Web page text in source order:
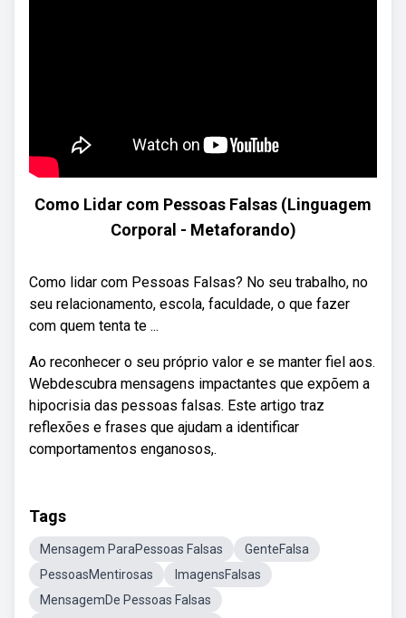
Como Lidar com Pessoas Falsas (Linguagem
Corporal - Metaforando)
Como lidar com Pessoas Falsas? No seu trabalho, no
seu relacionamento, escola, faculdade, o que fazer
com quem tenta te ...
Ao reconhecer o seu próprio valor e se manter fiel aos.
Webdescubra mensagens impactantes que expõem a
hipocrisia das pessoas falsas. Este artigo traz
reflexões e frases que ajudam a identificar
comportamentos enganosos,.
Tags
Mensagem ParaPessoas Falsas
GenteFalsa
PessoasMentirosas
ImagensFalsas
MensagemDe Pessoas Falsas